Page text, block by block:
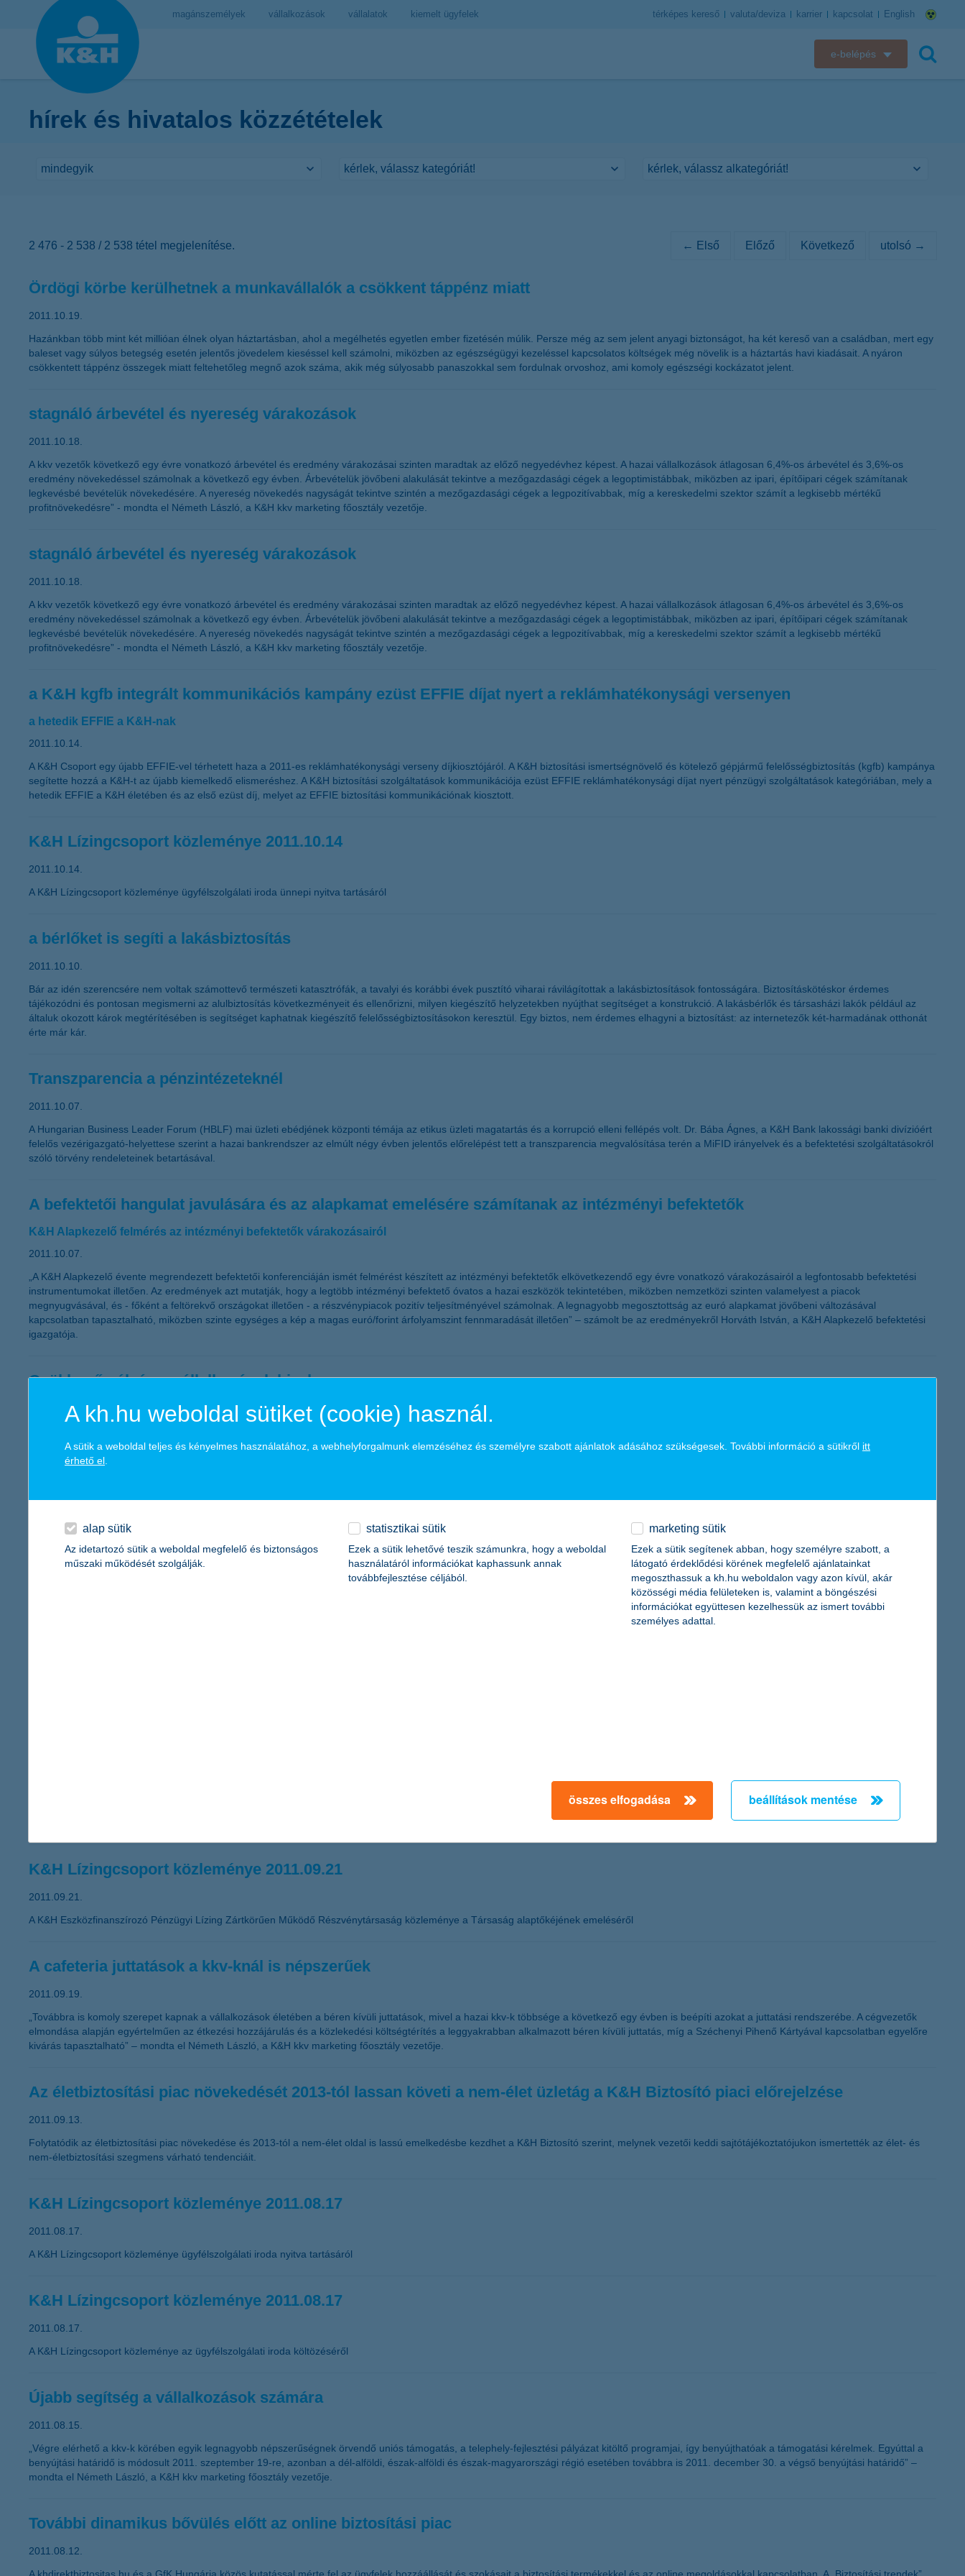
magánszemélyek vállalkozások vállalatok kiemelt ügyfelek térképes kereső valuta/deviza karrier kapcsolat English
e-belépés
K&H token megújítás
hírek és hivatalos közzétételek
2 476 - 2 538 / 2 538 tétel megjelenítése. ← Első Előző Következő utolsó →
Ördögi körbe kerülhetnek a munkavállalók a csökkent táppénz miatt
2011.10.19.
Hazánkban több mint két millióan élnek olyan háztartásban, ahol a megélhetés egyetlen ember fizetésén múlik. Persze még az sem jelent anyagi biztonságot, ha két kereső van a családban, mert egy
baleset vagy súlyos betegség esetén jelentős jövedelem kieséssel kell számolni, miközben az egészségügyi kezeléssel kapcsolatos költségek még növelik is a háztartás havi kiadásait. A nyáron
csökkentett táppénz összegek miatt feltehetőleg megnő azok száma, akik még súlyosabb panaszokkal sem fordulnak orvoshoz, ami komoly egészségi kockázatot jelent.
stagnáló árbevétel és nyereség várakozások
2011.10.18.
A kkv vezetők következő egy évre vonatkozó árbevétel és eredmény várakozásai szinten maradtak az előző negyedévhez képest. A hazai vállalkozások átlagosan 6,4%-os árbevétel és 3,6%-os
eredmény növekedéssel számolnak a következő egy évben. Árbevételük jövőbeni alakulását tekintve a mezőgazdasági cégek a legoptimistábbak, miközben az ipari, építőipari cégek számítanak
legkevésbé bevételük növekedésére. A nyereség növekedés nagyságát tekintve szintén a mezőgazdasági cégek a legpozitívabbak, míg a kereskedelmi szektor számít a legkisebb mértékű
profitnövekedésre” - mondta el Németh László, a K&H kkv marketing főosztály vezetője.
stagnáló árbevétel és nyereség várakozások
2011.10.18.
A kkv vezetők következő egy évre vonatkozó árbevétel és eredmény várakozásai szinten maradtak az előző negyedévhez képest. A hazai vállalkozások átlagosan 6,4%-os árbevétel és 3,6%-os
eredmény növekedéssel számolnak a következő egy évben. Árbevételük jövőbeni alakulását tekintve a mezőgazdasági cégek a legoptimistábbak, miközben az ipari, építőipari cégek számítanak
legkevésbé bevételük növekedésére. A nyereség növekedés nagyságát tekintve szintén a mezőgazdasági cégek a legpozitívabbak, míg a kereskedelmi szektor számít a legkisebb mértékű
profitnövekedésre” - mondta el Németh László, a K&H kkv marketing főosztály vezetője.
a K&H kgfb integrált kommunikációs kampány ezüst EFFIE díjat nyert a reklámhatékonysági versenyen
a hetedik EFFIE a K&H-nak
2011.10.14.
A K&H Csoport egy újabb EFFIE-vel térhetett haza a 2011-es reklámhatékonysági verseny díjkiosztójáról. A K&H biztosítási ismertségnövelő és kötelező gépjármű felelősségbiztosítás (kgfb) kampánya
segítette hozzá a K&H-t az újabb kiemelkedő elismeréshez. A K&H biztosítási szolgáltatások kommunikációja ezüst EFFIE reklámhatékonysági díjat nyert pénzügyi szolgáltatások kategóriában, mely a
hetedik EFFIE a K&H életében és az első ezüst díj, melyet az EFFIE biztosítási kommunikációnak kiosztott.
K&H Lízingcsoport közleménye 2011.10.14
2011.10.14.
A K&H Lízingcsoport közleménye ügyfélszolgálati iroda ünnepi nyitva tartásáról
a bérlőket is segíti a lakásbiztosítás
2011.10.10.
Bár az idén szerencsére nem voltak számottevő természeti katasztrófák, a tavalyi és korábbi évek pusztító viharai rávilágítottak a lakásbiztosítások fontosságára. Biztosításkötéskor érdemes
tájékozódni és pontosan megismerni az alulbiztosítás következményeit és ellenőrizni, milyen kiegészítő helyzetekben nyújthat segítséget a konstrukció. A lakásbérlők és társasházi lakók például az
általuk okozott károk megtérítésében is segítséget kaphatnak kiegészítő felelősségbiztosításokon keresztül. Egy biztos, nem érdemes elhagyni a biztosítást: az internetezők két-harmadának otthonát
érte már kár.
Transzparencia a pénzintézeteknél
2011.10.07.
A Hungarian Business Leader Forum (HBLF) mai üzleti ebédjének központi témája az etikus üzleti magatartás és a korrupció elleni fellépés volt. Dr. Bába Ágnes, a K&H Bank lakossági banki divízióért
felelős vezérigazgató-helyettese szerint a hazai bankrendszer az elmúlt négy évben jelentős előrelépést tett a transzparencia megvalósítása terén a MiFID irányelvek és a befektetési szolgáltatásokról
szóló törvény rendeleteinek betartásával.
A befektetői hangulat javulására és az alapkamat emelésére számítanak az intézményi befektetők
K&H Alapkezelő felmérés az intézményi befektetők várakozásairól
2011.10.07.
„A K&H Alapkezelő évente megrendezett befektetői konferenciáján ismét felmérést készített az intézményi befektetők elkövetkezendő egy évre vonatkozó várakozásairól a legfontosabb befektetési
instrumentumokat illetően. Az eredmények azt mutatják, hogy a legtöbb intézményi befektető óvatos a hazai eszközök tekintetében, miközben nemzetközi szinten valamelyest a piacok
megnyugvásával, és - főként a feltörekvő országokat illetően - a részvénypiacok pozitív teljesítményével számolnak. A legnagyobb megosztottság az euró alapkamat jövőbeni változásával
kapcsolatban tapasztalható, miközben szinte egységes a kép a magas euró/forint árfolyamszint fennmaradását illetően” – számolt be az eredményekről Horváth István, a K&H Alapkezelő befektetési
igazgatója.
Csökkenő pályán a vállalkozások bizalma
2011.10.06.
harmadik negyedéves értéke jelenleg -26 ponton áll, ami gyakorlatilag a két éve ilyenkor tapasztalt várakozásoknak felel meg. A bizalmi index csökkenése mögött leginkább az áll, hogy a vállalkozások
a következő egy évben a közterhek, valamint a vállalati hitelek növekedésével számolnak, de szinte az összes részindex kisebb-nagyobb mértékű csökkenést mutat”– mondta el Németh László, a K&H
November második felétől igényelhető a K&H SZÉP Kártya
2011.09.30.
2011. október 3-tól a K&H megkezdi a Széchenyi Pihenő (SZÉP) Kártyával kapcsolatban az ügyfél tájékoztatást. A kártya szerződések megkötésére november 15. után nyílik lehetőség.
12,5 milliárd forintos adózás utáni eredmény 2011 első félévében a K&H Bankcsoportnál
„Mikor és miben érdemes megtakarítani, ha a növekedési kilátások szerte a világban romlanak, a tőzsdei árfolyamok jelentősen ingadoznak, csökkennek, és a kamatok alacsony szinten vannak –
merül fel jogosan a kérdés a befektetők részéről. Ilyen időszakban azokra a befektetési lehetőségekre érdemes fokozottan figyelni, amelyek néhány év távlatában esélyt adnak a növekedésnek,
K&H Lízingcsoport közleménye 2011.09.21
2011.09.21.
A K&H Eszközfinanszírozó Pénzügyi Lízing Zártkörűen Működő Részvénytársaság közleménye a Társaság alaptőkéjének emeléséről
A cafeteria juttatások a kkv-knál is népszerűek
2011.09.19.
„Továbbra is komoly szerepet kapnak a vállalkozások életében a béren kívüli juttatások, mivel a hazai kkv-k többsége a következő egy évben is beépíti azokat a juttatási rendszerébe. A cégvezetők
elmondása alapján egyértelműen az étkezési hozzájárulás és a közlekedési költségtérítés a leggyakrabban alkalmazott béren kívüli juttatás, míg a Széchenyi Pihenő Kártyával kapcsolatban egyelőre
kivárás tapasztalható” – mondta el Németh László, a K&H kkv marketing főosztály vezetője.
Az életbiztosítási piac növekedését 2013-tól lassan követi a nem-élet üzletág a K&H Biztosító piaci előrejelzése
2011.09.13.
Folytatódik az életbiztosítási piac növekedése és 2013-tól a nem-élet oldal is lassú emelkedésbe kezdhet a K&H Biztosító szerint, melynek vezetői keddi sajtótájékoztatójukon ismertették az élet- és
nem-életbiztosítási szegmens várható tendenciáit.
K&H Lízingcsoport közleménye 2011.08.17
2011.08.17.
A K&H Lízingcsoport közleménye ügyfélszolgálati iroda nyitva tartásáról
K&H Lízingcsoport közleménye 2011.08.17
2011.08.17.
A K&H Lízingcsoport közleménye az ügyfélszolgálati iroda költözéséről
Újabb segítség a vállalkozások számára
2011.08.15.
„Végre elérhető a kkv-k körében egyik legnagyobb népszerűségnek örvendő uniós támogatás, a telephely-fejlesztési pályázat kitöltő programjai, így benyújthatóak a támogatási kérelmek. Egyúttal a
benyújtási határidő is módosult 2011. szeptember 19-re, azonban a dél-alföldi, észak-alföldi és észak-magyarországi régió esetében továbbra is 2011. december 30. a végső benyújtási határidő” –
mondta el Németh László, a K&H kkv marketing főosztály vezetője.
További dinamikus bővülés előtt az online biztosítási piac
2011.08.12.
A kh.hu weboldal sütiket (cookie) használ.
A sütik a weboldal teljes és kényelmes használatához, a webhelyforgalmunk elemzéséhez és személyre szabott ajánlatok adásához szükségesek. További információ a sütikről itt
érhető el
alap sütik
Az idetartozó sütik a weboldal megfelelő és biztonságos
műszaki működését szolgálják.
statisztikai sütik
Ezek a sütik lehetővé teszik számunkra, hogy a weboldal
használatáról információkat kaphassunk annak
továbbfejlesztése céljából.
marketing sütik
Ezek a sütik segítenek abban, hogy személyre szabott, a
látogató érdeklődési körének megfelelő ajánlatainkat
megoszthassuk a kh.hu weboldalon vagy azon kívül, akár
közösségi média felületeken is, valamint a böngészési
információkat együttesen kezelhessük az ismert további
személyes adattal.
összes elfogadása beállítások mentése